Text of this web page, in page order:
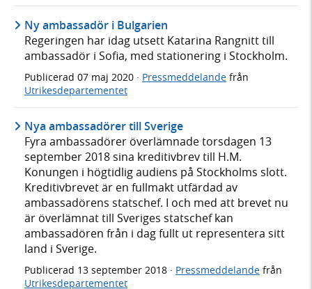
Ny ambassadör i Bulgarien
Regeringen har idag utsett Katarina Rangnitt till
ambassadör i Sofia, med stationering i Stockholm.
Publicerad 07 maj 2020 · Pressmeddelande från
Utrikesdepartementet
Nya ambassadörer till Sverige
Fyra ambassadörer överlämnade torsdagen 13
september 2018 sina kreditivbrev till H.M.
Konungen i högtidlig audiens på Stockholms slott.
Kreditivbrevet är en fullmakt utfärdad av
ambassadörens statschef. I och med att brevet nu
är överlämnat till Sveriges statschef kan
ambassadören från i dag fullt ut representera sitt
land i Sverige.
Publicerad 13 september 2018 · Pressmeddelande från
Utrikesdepartementet